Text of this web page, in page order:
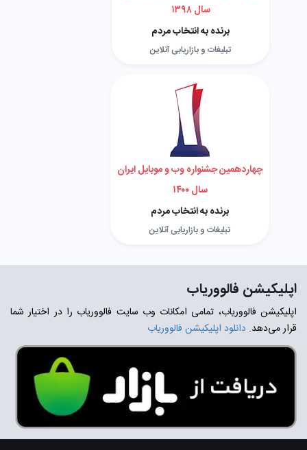
سال ۱۳۹۸
برنده به انتخاب مردم
تبلیغات و بازاریابی آنلاین
چهاردهمین جشنواره وب و موبایل ایران
سال ۱۴۰۰
برنده به انتخاب مردم
تبلیغات و بازاریابی آنلاین
اپلیکیشن فالووریاب
اپلیکیشن فالووریاب، تمامی امکانات وب سایت فالووریاب را در اختیار شما
قرار می‌دهد. دانلود اپلیکیشن فالووریاب